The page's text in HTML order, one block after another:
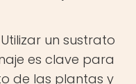
Utilizar un sustrato
es clave para
de las plantas y